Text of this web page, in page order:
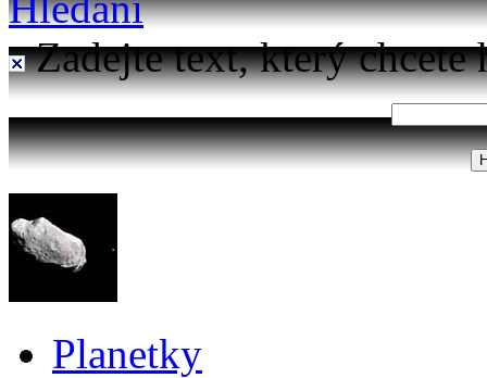
Zadejte text, který chcete
Planetky